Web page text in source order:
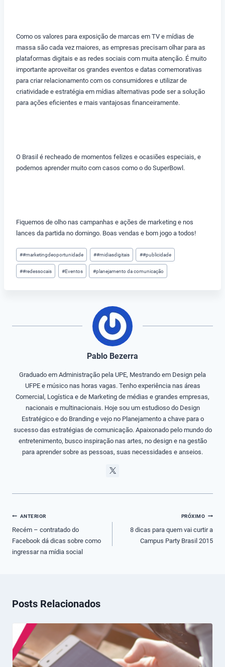
Como os valores para exposição de marcas em TV e mídias de
massa são cada vez maiores, as empresas precisam olhar para as
plataformas digitais e as redes sociais com muita atenção. É muito
importante aproveitar os grandes eventos e datas comemorativas
para criar relacionamento com os consumidores e utilizar de
criatividade e estratégia em mídias alternativas pode ser a solução
para ações eficientes e mais vantajosas financeiramente.
O Brasil é recheado de momentos felizes e ocasiões especiais, e
podemos aprender muito com casos como o do SuperBowl.
Fiquemos de olho nas campanhas e ações de marketing e nos
lances da partida no domingo. Boas vendas e bom jogo a todos!
Tags
do
Post:
##marketingdeoportunidade ##midiasdigitais ##publicidade
##redessocais #Eventos #planejamento da comunicação
Pablo Bezerra
Graduado em Administração pela UPE, Mestrando em Design pela
UFPE e músico nas horas vagas. Tenho experiência nas áreas
Comercial, Logística e de Marketing de médias e grandes empresas,
nacionais e multinacionais. Hoje sou um estudioso do Design
Estratégico e do Branding e vejo no Planejamento a chave para o
sucesso das estratégias de comunicação. Apaixonado pelo mundo do
entretenimento, busco inspiração nas artes, no design e na gestão
para aprender sobre as pessoas, suas necessidades e anseios.
Navegação
de
Post
ANTERIOR
Recém – contratado do
Facebook dá dicas sobre como
ingressar na mídia social
PRÓXIMO
8 dicas para quem vai curtir a
Campus Party Brasil 2015
Posts Relacionados